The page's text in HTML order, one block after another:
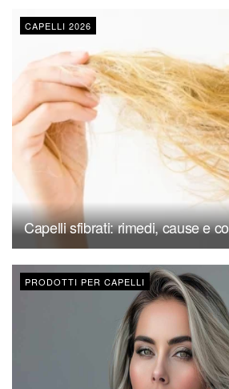
CAPELLI 2026
Capelli sfibrati: rimedi, cause e
PRODOTTI PER CAPELLI